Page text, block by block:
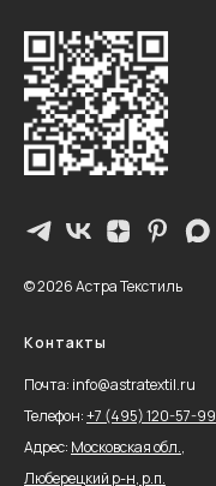
© 2026 Астра Текстиль
Контакты
Почта: info@astratextil.ru
Телефон:+7 (495) 120-57-99
Адрес: Московская обл.,
Люберецкий р-н, р.п.